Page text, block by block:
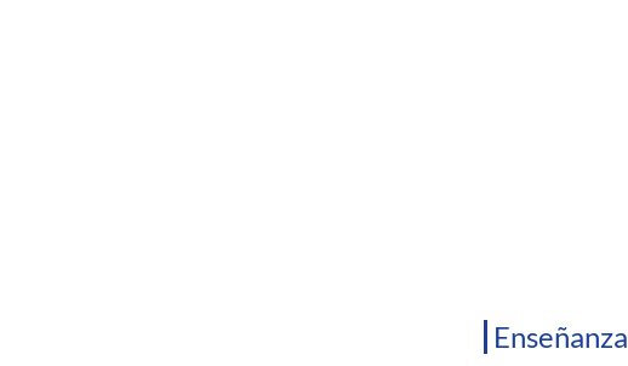
Enseñanza